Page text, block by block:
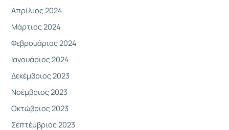
Απρίλιος 2024
Μάρτιος 2024
Φεβρουάριος 2024
Ιανουάριος 2024
Δεκέμβριος 2023
Νοέμβριος 2023
Οκτώβριος 2023
Σεπτέμβριος 2023